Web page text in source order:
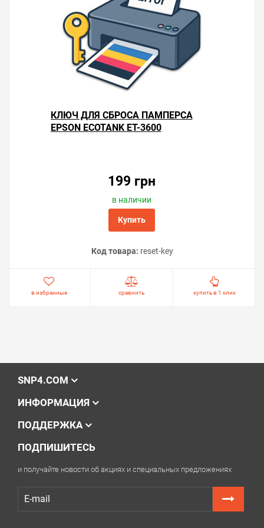
КЛЮЧ ДЛЯ СБРОСА ПАМПЕРСА
EPSON ECOTANK ET-3600
199 грн
в наличии
Купить
Код товара: reset-key
в избранные сравнить купить в 1 клик
SNP4.COM
ИНФОРМАЦИЯ
ПОДДЕРЖКА
ПОДПИШИТЕСЬ
и получайте новости об акциях и специальных предложениях